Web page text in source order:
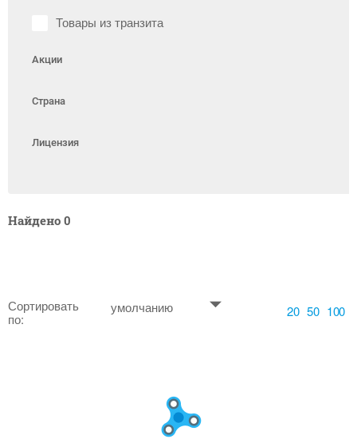
Товары из транзита
Акции
Страна
Лицензия
Найдено 0
Сортировать
по:
умолчанию 20 50 100